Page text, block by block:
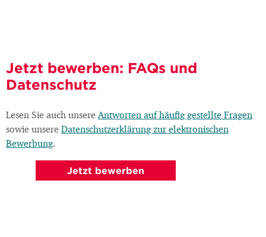
Jetzt bewerben: FAQs und
Datenschutz
Lesen Sie auch unsereAntworten auf häufig gestellte Fragen
sowie unsere Datenschutzerklärung zur elektronischen
Bewerbung.
Jetzt bewerben